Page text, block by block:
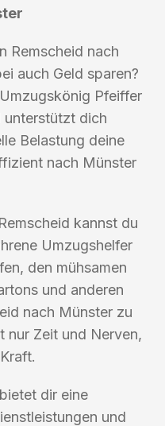
Remscheid nach
auch Geld sparen?
Pfeiffer
unterstützt dich
Belastung deine
nach Münster
kannst du
Umzugshelfer
den mühsamen
und anderen
nach Münster zu
nur Zeit und Nerven,
dir eine
und